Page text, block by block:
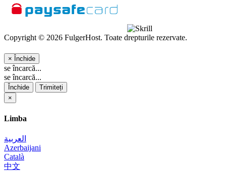
Copyright © 2026 FulgerHost. Toate drepturile rezervate.
× Închide
se încarcă...
se încarcă...
Închide
Trimiteți
×
Limba
العربية
Azerbaijani
Català
中文